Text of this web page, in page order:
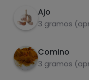
Ajo
3 gramos
Comino
3 gramos
Azúcares